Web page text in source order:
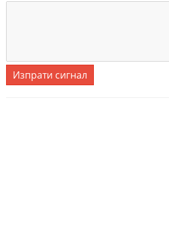
Изпрати сигнал